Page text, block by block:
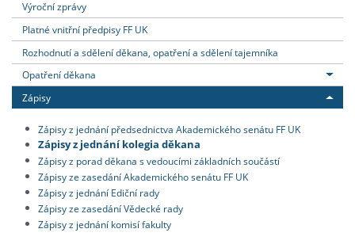
Výroční zprávy
Platné vnitřní předpisy FF UK
Rozhodnutí a sdělení děkana, opatření a sdělení tajemníka
Opatření děkana
Zápisy
Zápisy z jednání předsednictva Akademického senátu FF UK
Zápisy z jednání kolegia děkana
Zápisy z porad děkana s vedoucími základních součástí
Zápisy ze zasedání Akademického senátu FF UK
Zápisy z jednání Ediční rady
Zápisy ze zasedání Vědecké rady
Zápisy z jednání komisí fakulty